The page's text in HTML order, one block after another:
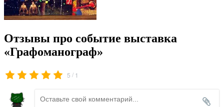
Отзывы про событие выставка
«Графоманограф»
5 / 1